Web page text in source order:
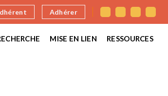
Adhérer
MISE EN LIEN RESSOURCES